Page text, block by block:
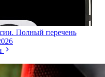
Полный перечень